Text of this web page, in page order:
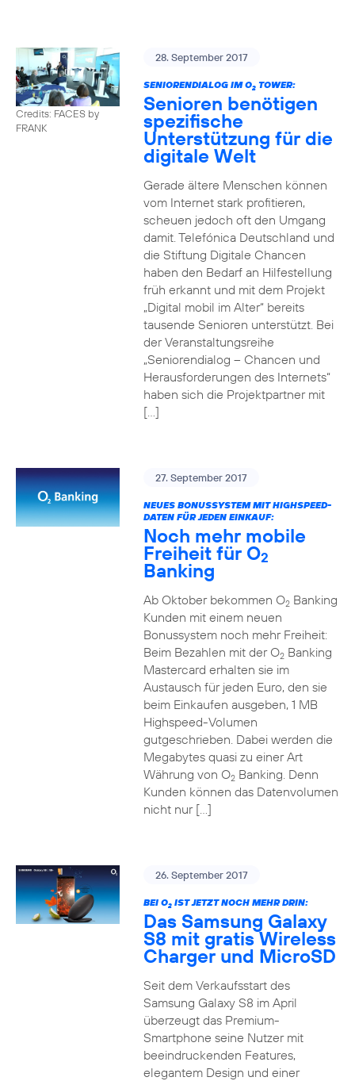
Credits: FACES by
FRANK
28. September 2017
SENIORENDIALOG IM O2TOWER:
Senioren benötigen
spezifische
Unterstützung für die
digitale Welt
Gerade ältere Menschen können
vom Internet stark profitieren,
scheuen jedoch oft den Umgang
damit. Telefónica Deutschland und
die Stiftung Digitale Chancen
haben den Bedarf an Hilfestellung
früh erkannt und mit dem Projekt
„Digital mobil im Alter“ bereits
tausende Senioren unterstützt. Bei
der Veranstaltungsreihe
„Seniorendialog – Chancen und
Herausforderungen des Internets“
haben sich die Projektpartner mit
[…]
27. September 2017
NEUES BONUSSYSTEM MIT HIGHSPEED-
DATEN FÜR JEDEN EINKAUF:
Noch mehr mobile
Freiheit für O2
Banking
Ab Oktober bekommen O2Banking
Kunden mit einem neuen
Bonussystem noch mehr Freiheit:
Beim Bezahlen mit der O2Banking
Mastercard erhalten sie im
Austausch für jeden Euro, den sie
beim Einkaufen ausgeben, 1 MB
Highspeed-Volumen
gutgeschrieben. Dabei werden die
Megabytes quasi zu einer Art
Währung von O2Banking. Denn
Kunden können das Datenvolumen
nicht nur […]
26. September 2017
BEI O2IST JETZT NOCH MEHR DRIN:
Das Samsung Galaxy
S8 mit gratis Wireless
Charger und MicroSD
Seit dem Verkaufsstart des
Samsung Galaxy S8 im April
überzeugt das Premium-
Smartphone seine Nutzer mit
beeindruckenden Features,
elegantem Design und einer